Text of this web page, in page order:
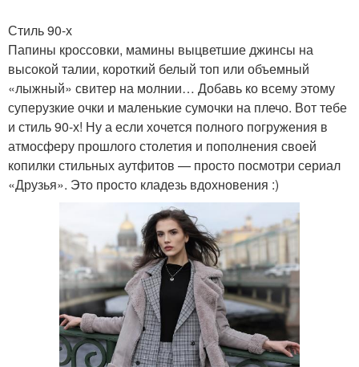
Стиль 90-х
Папины кроссовки, мамины выцветшие джинсы на
высокой талии, короткий белый топ или объемный
«лыжный» свитер на молнии… Добавь ко всему этому
суперузкие очки и маленькие сумочки на плечо. Вот тебе
и стиль 90-х! Ну а если хочется полного погружения в
атмосферу прошлого столетия и пополнения своей
копилки стильных аутфитов — просто посмотри сериал
«Друзья». Это просто кладезь вдохновения :)